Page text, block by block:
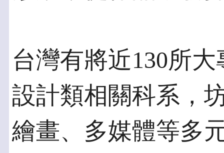
台灣有將近130所
設計類相關科系，
繪畫、多媒體等多